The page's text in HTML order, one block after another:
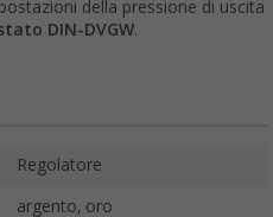
della pressione di uscita
DIN-DVGW.
Regolatore
argento, oro